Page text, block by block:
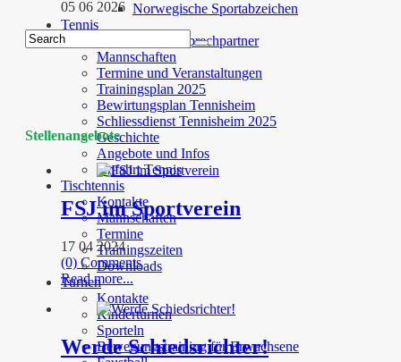
Norwegische Sportabzeichen
Tennis
Trainer und Ansprechpartner
Mannschaften
Termine und Veranstaltungen
Trainingsplan 2025
Bewirtungsplan Tennisheim
Schliessdienst Tennisheim 2025
Geschichte
Angebote und Infos
Anfahrt Tennis
Tischtennis
Kontakte
Mannschaften
Termine
Trainingszeiten
Downloads
Turnen
Kontakte
Kinderturnen
Sporteln
Bewegungstraining für Erwachsene
05 06 2026
Stellenangebote
FSJ im Sportverein
17 04 2024
(0) Comments
Read more...
Werde Schiedsrichter!